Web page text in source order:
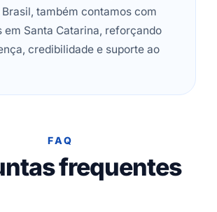
também contamos com
em Santa Catarina, reforçando
credibilidade e suporte ao
FAQ
frequentes